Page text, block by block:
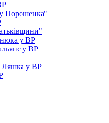
Порошенка"
у ВР
у ВР
Ляшка у ВР